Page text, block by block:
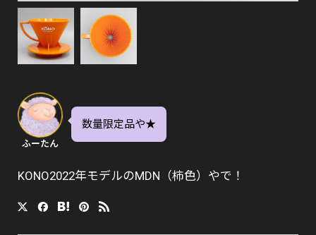
ふーたん
数量限定品や★
KONO2022年モデルのMDN（柿色）やで！